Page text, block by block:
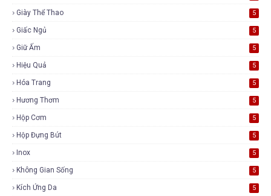
Giày Thể Thao 5
Giấc Ngủ 5
Giữ Ấm 5
Hiệu Quả 5
Hóa Trang 5
Hương Thơm 5
Hộp Cơm 5
Hộp Đựng Bút 5
Inox 5
Không Gian Sống 5
Kích Ứng Da 5